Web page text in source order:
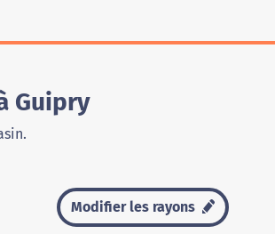
Guipry
Modifier les rayons